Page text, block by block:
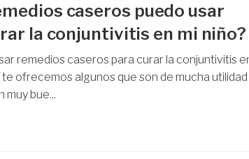
caseros puedo usar
la conjuntivitis en mi niño?
remedios caseros para curar la conjuntivitis
te ofrecemos algunos que son de mucha utilidad
muy bue...